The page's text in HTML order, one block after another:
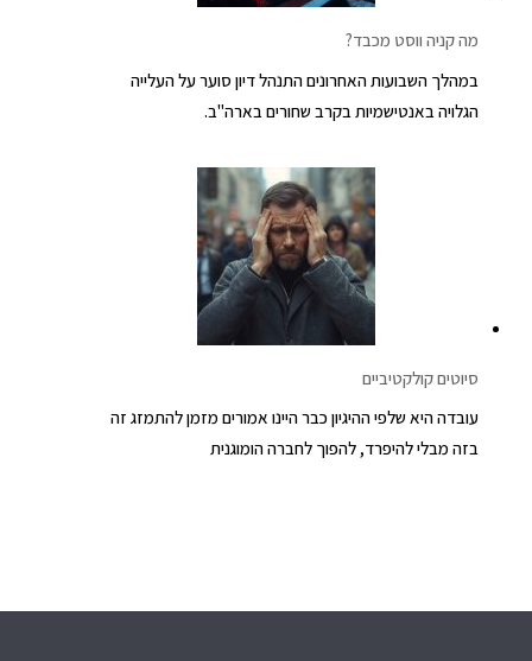
מה קניה ווסט מכבד?
במהלך השבועות האחרונים התנהל דיון סוער על העלייה
הגלויה באנטישמיות בקרב שחורים בארה"ב.
סיוטים קולקטיביים
עובדה היא שלפי ההיגיון כבר היינו אמורים מזמן להתמזג זה
בזה מבלי להיפרד, להפוך לחברה הומוגנית